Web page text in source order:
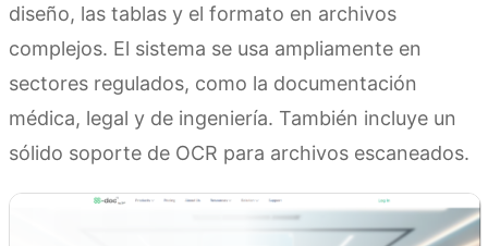
diseño, las tablas y el formato en archivos
complejos. El sistema se usa ampliamente en
sectores regulados, como la documentación
médica, legal y de ingeniería. También incluye un
sólido soporte de OCR para archivos escaneados.